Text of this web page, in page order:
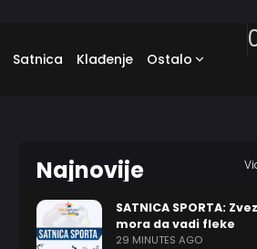
Satnica Klađenje Ostalo
Najnovije
SATNICA SPORTA:
mora da vadi fleke
29 MINUTES AGO